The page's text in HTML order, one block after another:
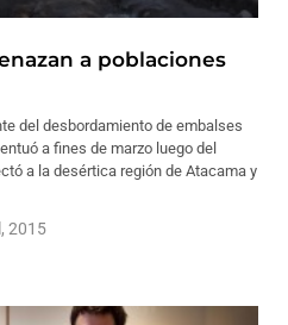
a poblaciones
del desbordamiento de embalses
a fines de marzo luego del
a la desértica región de Atacama y
2015